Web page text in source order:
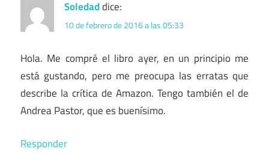
Soledaddice:
10 de febrero de 2016 a las 05:33
Hola. Me compré el libro ayer, en un principio me
está gustando, pero me preocupa las erratas que
describe la crítica de Amazon. Tengo también el de
Andrea Pastor, que es buenísimo.
Responder